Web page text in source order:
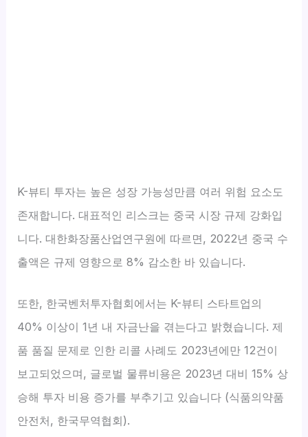
K-뷰티 투자는 높은 성장 가능성만큼 여러 위험 요소도
존재합니다. 대표적인 리스크는 중국 시장 규제 강화입
니다. 대한화장품산업연구원에 따르면, 2022년 중국 수
출액은 규제 영향으로 8% 감소한 바 있습니다.
또한, 한국벤처투자협회에서는 K-뷰티 스타트업의
40% 이상이 1년 내 자금난을 겪는다고 밝혔습니다. 제
품 품질 문제로 인한 리콜 사례도 2023년에만 12건이
보고되었으며, 글로벌 물류비용은 2023년 대비 15% 상
승해 투자 비용 증가를 부추기고 있습니다 (식품의약품
안전처, 한국무역협회).